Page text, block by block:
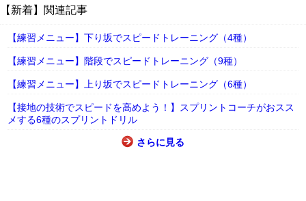
【新着】関連記事
【練習メニュー】下り坂でスピードトレーニング（4種）
【練習メニュー】階段でスピードトレーニング（9種）
【練習メニュー】上り坂でスピードトレーニング（6種）
【接地の技術でスピードを高めよう！】スプリントコーチがおスス
メする6種のスプリントドリル
さらに見る